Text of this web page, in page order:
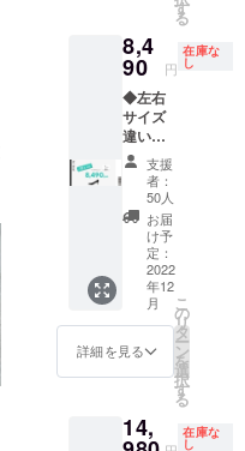
でリ
ターン
をご希
望の方
は、リ
ターン
内のオ
プショ
ンから
カ
ラー・
サイズ
等をお
選びく
ださ
ません
と、ご
希望の
靴が作
成でき
ず、リ
ターン
を発送
するこ
とがで
きませ
んので
必ずご
入力を
お願い
いたし
ます。
左右サ
イズ違
いを選
択 ②支
援後届
くメッ
セージ
より、
アン
ケート
にて支
援ID・
ラー・
サイズ
等を入
力 ※こ
ません
と、ご
す
る
8,4
90 円
在庫な
し
◆左右
サイズ
違いを
ご希望
の方は
必ずお
読みく
ださい
◆ 下記
のス
テップ
でご支
援をお
願いい
たしま
す。 ①
ン内で
左右サ
支援
者：
50人
お届
け予
定：
2022
年12
月
詳細を見る
こ
の
リ
タ
ー
ン
を
選
択
す
る
14, 在庫な
し